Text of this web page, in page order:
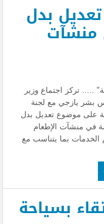
بدل
منشآت
..... تركز اجتماع وزير
بشر يازجي مع لجنة
على موضوع تعديل بدل
في منشآت الإطعام
الخدمات بما يتناسب مع
بسياحة